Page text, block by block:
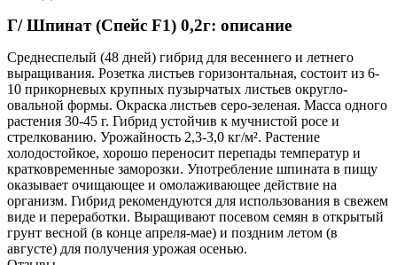
Г/ Шпинат (Спейс F1) 0,2г: описание
Среднеспелый (48 дней) гибрид для весеннего и летнего
выращивания. Розетка листьев горизонтальная, состоит из 6-
10 прикорневых крупных пузырчатых листьев округло-
овальной формы. Окраска листьев серо-зеленая. Масса одного
растения 30-45 г. Гибрид устойчив к мучнистой росе и
стрелкованию. Урожайность 2,3-3,0 кг/м². Растение
холодостойкое, хорошо переносит перепады температур и
кратковременные заморозки. Употребление шпината в пищу
оказывает очищающее и омолаживающее действие на
организм. Гибрид рекомендуются для использования в свежем
виде и переработки. Выращивают посевом семян в открытый
грунт весной (в конце апреля-мае) и поздним летом (в
августе) для получения урожая осенью.